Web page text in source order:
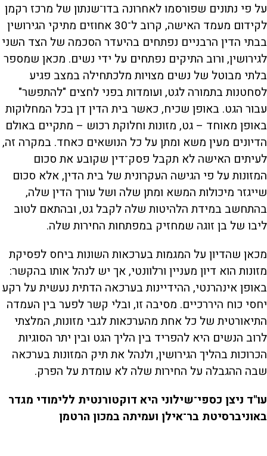
על פי נתונים שפורסמו לאחרונה בדו־שנתון של מרכז רקמן
לקידום מעמד האישה, קרוב ל־30 אחוזים מתיקי הגירושין
בבתי הדין הרבניים נפתחים בהיעדר הסכמה של הצד השני
לגירושין, ורוב התיקים נפתחים על ידי נשים. מכאן שמספר
בלתי מבוטל של נשים מצויות מלכתחילה במצב פגיע
לסחטנות בתמורה לגט, ועומדות בפני לחצים "להתפשר"
עבור הגט. באופן שכיח, כאשר בית הדין דן בכל המחלוקות
באופן מאוחד – גט, מזונות וחלוקת רכוש – מתקיים באולם
הדיונים מעין משא ומתן על כל הנושאים כאחד. במקרה זה,
לעיתים האישה לא תקבל פסק־דין שקובע את סכום
המזונות על פי הגישה העקרונית של בית הדין, אלא סכום
שייגזר מיכולות המשא ומתן שלה ושל עורך הדין שלה,
בהתחשב במידת הלהיטות שלה לקבל גט, ובהתאם לטוב
ליבו של בן זוגה שמחזיק במפתחות החירות שלה.
מכאן שהדיון על המגמות בערכאות השונות ביחס לפסיקת
מזונות הוא דיון מעניין ורלוונטי, אך יש לנהל אותו בהקשר:
באופן אינהרנטי, ההידיינות בערכאה הדתית נעשית על רקע
יחסי כוח היררכיים. מסיבה זו, ובלי קשר לפער בין העמדה
התיאורטית של כל אחת מהערכאות לגבי מזונות, המלצתי
לרוב הנשים היא להפריד בין הליך הגט ובין יתר הסוגיות
הכרוכות בהליך הגירושין, ולנהל את תיק המזונות בערכאה
שבה ההגבלה על החירות שלה לא עומדת על הפרק.
עו"ד ניצן כספי־שילוני היא דוקטורנטית ללימודי מגדר
באוניברסיטת בר־אילן ועמיתה במכון הרטמן